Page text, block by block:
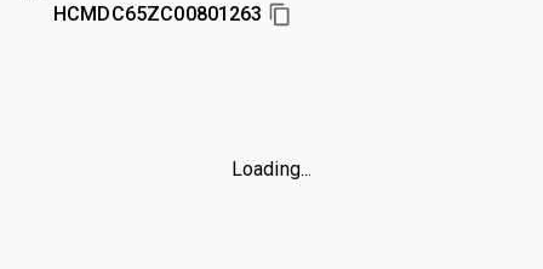
HCMDC65ZC00801263
Loading...